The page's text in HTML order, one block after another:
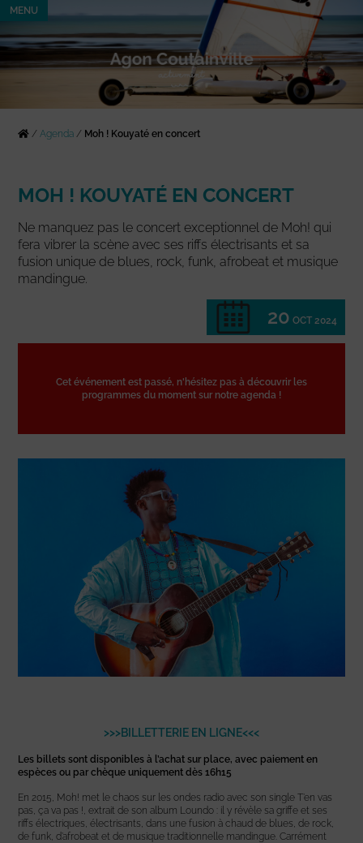
MENU
/Agenda / Moh ! Kouyaté en concert
MOH ! KOUYATÉ EN CONCERT
Ne manquez pas le concert exceptionnel de Moh! qui
fera vibrer la scène avec ses riffs électrisants et sa
fusion unique de blues, rock, funk, afrobeat et musique
mandingue.
20 OCT 2024
Cet événement est passé, n'hésitez pas à découvrir les
programmes du moment sur notre agenda !
>>>BILLETTERIE EN LIGNE<<<
Les billets sont disponibles à l’achat sur place, avec paiement en
espèces ou par chèque uniquement dès 16h15
En 2015, Moh! met le chaos sur les ondes radio avec son single T’en vas
pas, ça va pas !, extrait de son album Loundo : il y révèle sa griffe et ses
riffs électriques, électrisants, dans une fusion à chaud de blues, de rock,
de funk, d’afrobeat et de musique traditionnelle mandingue. Carrément